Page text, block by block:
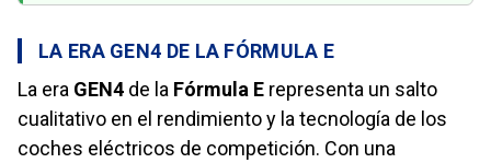
LA ERA GEN4 DE LA FÓRMULA E
La era GEN4 de la Fórmula E representa un salto
cualitativo en el rendimiento y la tecnología de los
coches eléctricos de competición. Con una